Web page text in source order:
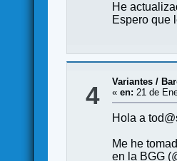
He
Espero que
4 Variantes /
«en: 21 de
Hola a
Me he
en la BGG